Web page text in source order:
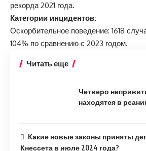
рекорда 2021 года.
Категории инцидентов:
Оскорбительное поведение: 1618
104% по сравнению с 2023 годом.
Читать еще
Четверо
находятся в
Какие новые законы приняты
Кнессета в июле 2024 года?